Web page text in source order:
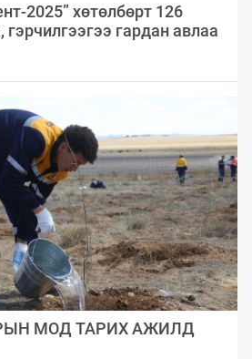
2025” хөтөлбөрт 126
гардан авлаа
МОД ТАРИХ АЖИЛД